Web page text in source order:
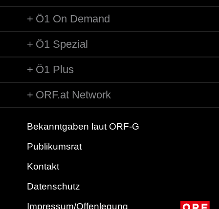
Ö1 On Demand
Ö1 Spezial
Ö1 Plus
ORF.at Network
Bekanntgaben laut ORF-G
Publikumsrat
Kontakt
Datenschutz
Impressum/Offenlegung